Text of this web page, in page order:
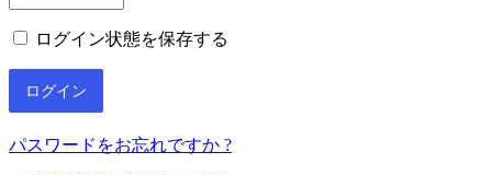
ログイン状態を保存する
パスワードをお忘れですか ?